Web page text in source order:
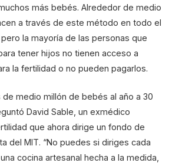
más bebés. Alrededor de medio
a través de este método en todo el
la mayoría de las personas que
tener hijos no tienen acceso a
la fertilidad o no pueden pagarlos.
de medio millón de bebés al año a 30
David Sable, un exmédico
que ahora dirige un fondo de
del MIT. “No puedes si diriges cada
cocina artesanal hecha a la medida,